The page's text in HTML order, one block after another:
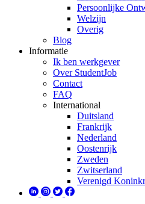
Persoonlijke
Welzijn
Overig
Blog
Informatie
Ik ben werkgever
Over StudentJob
Contact
FAQ
International
Duitsland
Frankrijk
Nederland
Oostenrijk
Zweden
Zwitserland
Verenigd